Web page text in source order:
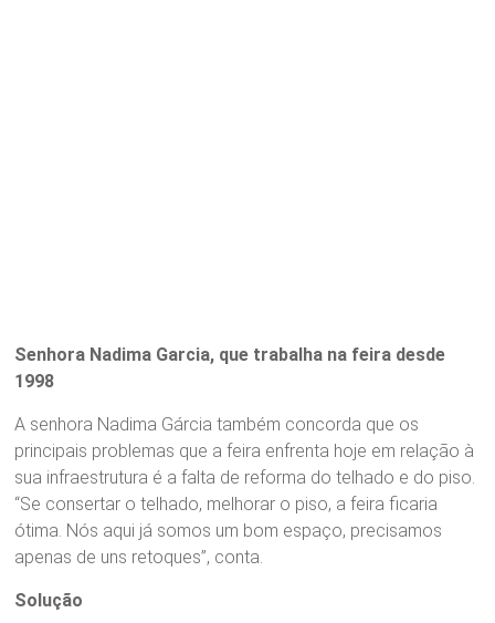
Senhora Nadima Garcia, que trabalha na feira desde
1998
A senhora Nadima Gárcia também concorda que os
principais problemas que a feira enfrenta hoje em relação à
sua infraestrutura é a falta de reforma do telhado e do piso.
“Se consertar o telhado, melhorar o piso, a feira ficaria
ótima. Nós aqui já somos um bom espaço, precisamos
apenas de uns retoques”, conta.
Solução